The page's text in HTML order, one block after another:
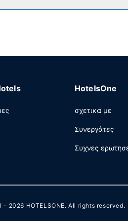
(σε πακέτο) τις καθημερινές
HotelsOne
σχετικά με
Συνεργάτες
Συχνες
- 2026 HOTELSONE. All rights reserved.